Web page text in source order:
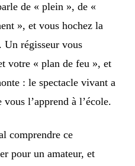
de « plein », de «
», et vous hochez la
Un régisseur vous
votre « plan de feu », et
: le spectacle vivant a
l’apprend à l’école.
comprendre ce
pour un amateur, et